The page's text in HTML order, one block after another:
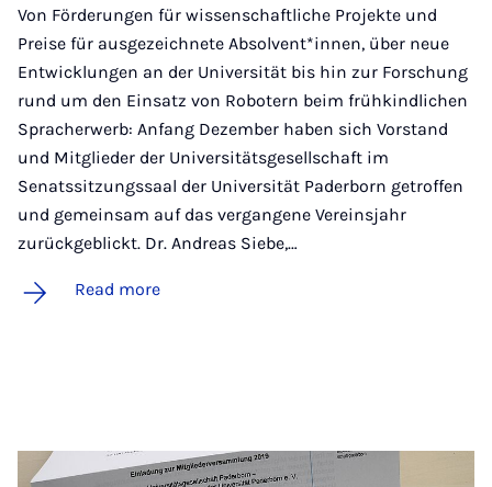
Von Förderungen für wissenschaftliche Projekte und
Preise für ausgezeichnete Absolvent*innen, über neue
Entwicklungen an der Universität bis hin zur Forschung
rund um den Einsatz von Robotern beim frühkindlichen
Spracherwerb: Anfang Dezember haben sich Vorstand
und Mitglieder der Universitätsgesellschaft im
Senatssitzungssaal der Universität Paderborn getroffen
und gemeinsam auf das vergangene Vereinsjahr
zurückgeblickt. Dr. Andreas Siebe,…
Read more